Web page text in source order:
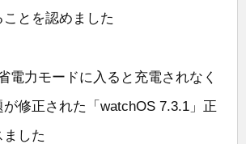
とを認めました
電力モードに入ると充電されなく
修正された「watchOS 7.3.1」正
した